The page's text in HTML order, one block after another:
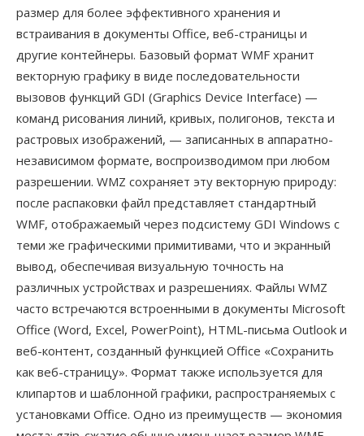
размер для более эффективного хранения и
встраивания в документы Office, веб-страницы и
другие контейнеры. Базовый формат WMF хранит
векторную графику в виде последовательности
вызовов функций GDI (Graphics Device Interface) —
команд рисования линий, кривых, полигонов, текста и
растровых изображений, — записанных в аппаратно-
независимом формате, воспроизводимом при любом
разрешении. WMZ сохраняет эту векторную природу:
после распаковки файл представляет стандартный
WMF, отображаемый через подсистему GDI Windows с
теми же графическими примитивами, что и экранный
вывод, обеспечивая визуальную точность на
различных устройствах и разрешениях. Файлы WMZ
часто встречаются встроенными в документы Microsoft
Office (Word, Excel, PowerPoint), HTML-письма Outlook и
веб-контент, созданный функцией Office «Сохранить
как веб-страницу». Формат также используется для
клипартов и шаблонной графики, распространяемых с
установками Office. Одно из преимуществ — экономия